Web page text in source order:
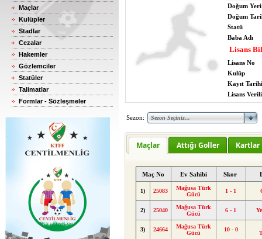
Maçlar
Kulüpler
Stadlar
Cezalar
Hakemler
Gözlemciler
Statüler
Talimatlar
Formlar - Sözleşmeler
Doğum Yeri
Doğum
Statü
Baba Adı
Lisans
Lisans No
Kulüp
Kayıt Tarihi
Lisans
Sezon:
Maçlar Attığı Goller Kartlar
Maç No Ev Sahibi Skor
1) 25083
Mağusa Türk
Gücü
1 - 1
2) 25040
Mağusa Türk
Gücü
6 - 1
3) 24664
Mağusa Türk
Gücü
10 - 0